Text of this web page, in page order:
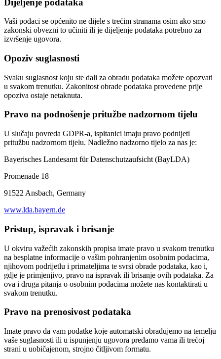
Vaši podaci se općenito ne dijele s trećim stranama osim ako smo
zakonski obvezni to učiniti ili je dijeljenje podataka potrebno za
izvršenje ugovora.
Opoziv suglasnosti
Svaku suglasnost koju ste dali za obradu podataka možete opozvati
u svakom trenutku. Zakonitost obrade podataka provedene prije
opoziva ostaje netaknuta.
Pravo na podnošenje pritužbe nadzornom tijelu
U slučaju povreda GDPR-a, ispitanici imaju pravo podnijeti
pritužbu nadzornom tijelu. Nadležno nadzorno tijelo za nas je:
Bayerisches Landesamt für Datenschutzaufsicht (BayLDA)
Promenade 18
91522 Ansbach, Germany
www.lda.bayern.de
Pristup, ispravak i brisanje
U okviru važećih zakonskih propisa imate pravo u svakom trenutku
na besplatne informacije o vašim pohranjenim osobnim podacima,
njihovom podrijetlu i primateljima te svrsi obrade podataka, kao i,
gdje je primjenjivo, pravo na ispravak ili brisanje ovih podataka. Za
ova i druga pitanja o osobnim podacima možete nas kontaktirati u
svakom trenutku.
Pravo na prenosivost podataka
Imate pravo da vam podatke koje automatski obrađujemo na temelju
vaše suglasnosti ili u ispunjenju ugovora predamo vama ili trećoj
strani u uobičajenom, strojno čitljivom formatu.